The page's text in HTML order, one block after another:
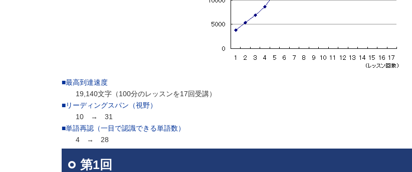
■最高到達速度
19,140文字（100分のレッスンを17回受講）
■リーディングスパン（視野）
10 → 31
■単語再認（一目で認識できる単語数）
4 → 28
第1回